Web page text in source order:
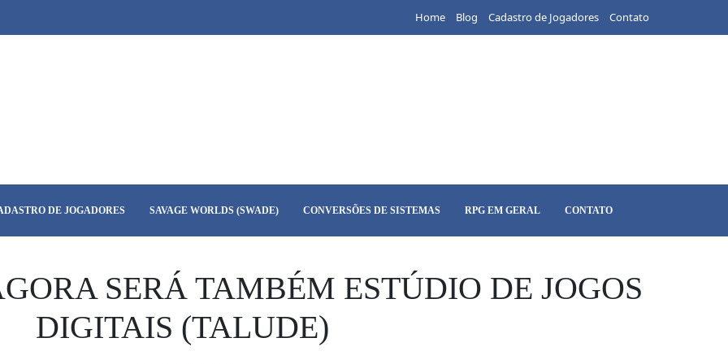
Home Blog Cadastro de Jogadores Contato
DE JOGADORES SAVAGE WORLDS (SWADE) CONVERSÕES DE SISTEMAS RPG EM GERAL CONTATO
SERÁ TAMBÉM ESTÚDIO DE JOGOS
DIGITAIS (TALUDE)